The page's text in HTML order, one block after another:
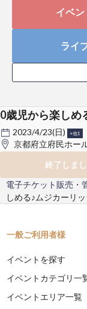
イベ
ライ
0歳児から楽しめ
2023/4/23(日) +他1
京都府立府民ホー
終了しま
電子チケット販売・
しめる♪ムジカーリ
一般ご利用者様
イベントを探す
イベントカテゴリ一
イベントエリア一覧